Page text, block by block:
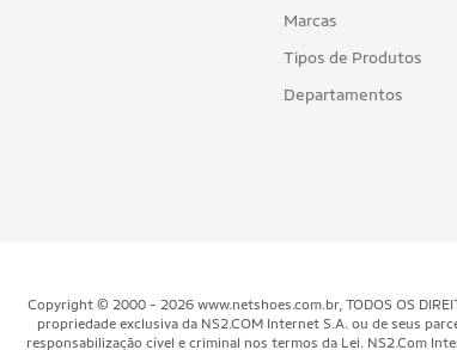
Marcas
Tipos de Produtos
Departamentos
Copyright © 2000 - 2026 www.netshoes.com.br, TODOS OS
propriedade exclusiva da NS2.COM Internet S.A. ou de seus
responsabilização cível e criminal nos termos da Lei. NS2.Com